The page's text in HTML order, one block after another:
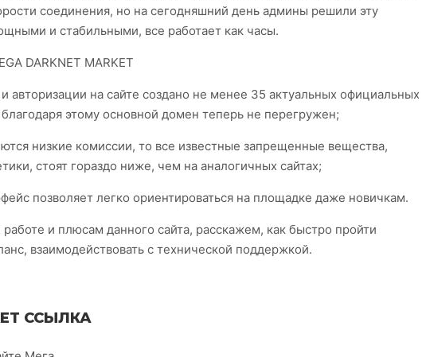
соединения, но на сегодняшний день админы решили эту
и стабильными, все работает как часы.
DARKNET MARKET
авторизации на сайте создано не менее 35 актуальных официальных
этому основной домен теперь не перегружен;
низкие комиссии, то все известные запрещенные вещества,
стоят гораздо ниже, чем на аналогичных сайтах;
позволяет легко ориентироваться на площадке даже новичкам.
и плюсам данного сайта, расскажем, как быстро пройти
взаимодействовать с технической поддержкой.
ССЫЛКА